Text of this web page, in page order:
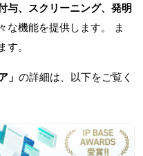
与、スクリーニング、発明
な機能を提供します。 ま
。
」 の詳細は、以下をご覧く